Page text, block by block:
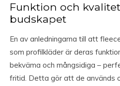
Funktion och
budskapet
En av anledningarna till att
som profilkläder är deras
bekväma och mångsidiga –
fritid. Detta gör att de används